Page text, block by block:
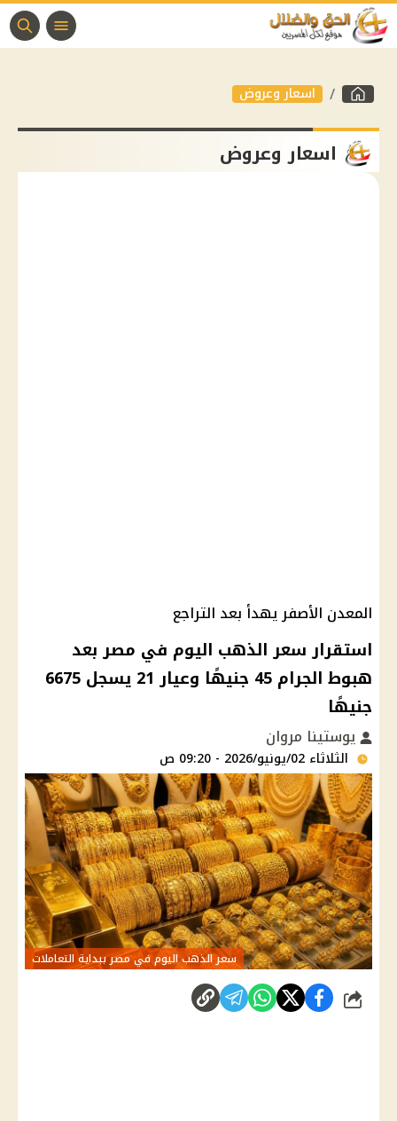
اسعار وعروض
اسعار وعروض
المعدن الأصفر يهدأ بعد التراجع
استقرار سعر الذهب اليوم في مصر بعد
هبوط الجرام 45 جنيهًا وعيار 21 يسجل 6675
جنيهًا
يوستينا مروان
الثلاثاء 02/يونيو/2026 - 09:20 ص
سعر الذهب اليوم في مصر ببداية التعاملات
شارك